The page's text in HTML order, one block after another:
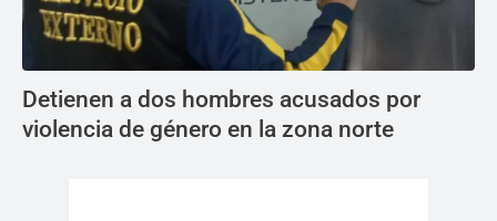
Detienen a dos hombres acusados por
violencia de género en la zona norte